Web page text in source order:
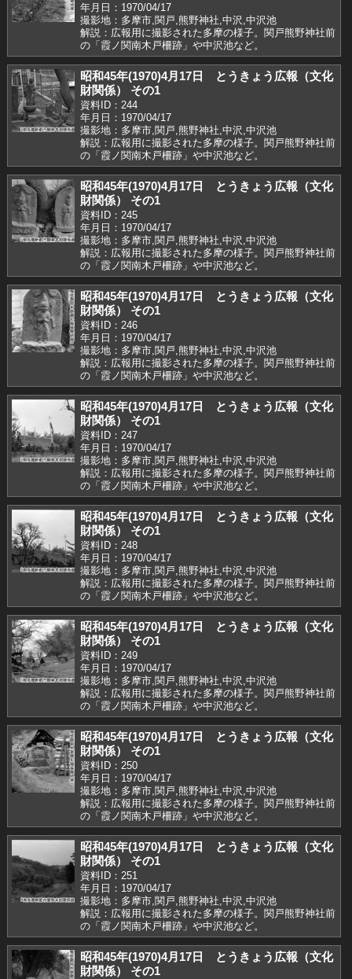
年月日：1970/04/17
撮影地：多摩市,関戸,熊野神社,中沢,中沢池
解説：広報用に撮影された多摩の様子。関戸熊野神社前
の「霞ノ関南木戸柵跡」や中沢池など。
昭和45年(1970)4月17日 とうきょう広報（文化
財関係） その1
資料ID：244
年月日：1970/04/17
撮影地：多摩市,関戸,熊野神社,中沢,中沢池
解説：広報用に撮影された多摩の様子。関戸熊野神社前
の「霞ノ関南木戸柵跡」や中沢池など。
昭和45年(1970)4月17日 とうきょう広報（文化
財関係） その1
資料ID：245
年月日：1970/04/17
撮影地：多摩市,関戸,熊野神社,中沢,中沢池
解説：広報用に撮影された多摩の様子。関戸熊野神社前
の「霞ノ関南木戸柵跡」や中沢池など。
昭和45年(1970)4月17日 とうきょう広報（文化
財関係） その1
資料ID：246
年月日：1970/04/17
撮影地：多摩市,関戸,熊野神社,中沢,中沢池
解説：広報用に撮影された多摩の様子。関戸熊野神社前
の「霞ノ関南木戸柵跡」や中沢池など。
昭和45年(1970)4月17日 とうきょう広報（文化
財関係） その1
資料ID：247
年月日：1970/04/17
撮影地：多摩市,関戸,熊野神社,中沢,中沢池
解説：広報用に撮影された多摩の様子。関戸熊野神社前
の「霞ノ関南木戸柵跡」や中沢池など。
昭和45年(1970)4月17日 とうきょう広報（文化
財関係） その1
資料ID：248
年月日：1970/04/17
撮影地：多摩市,関戸,熊野神社,中沢,中沢池
解説：広報用に撮影された多摩の様子。関戸熊野神社前
の「霞ノ関南木戸柵跡」や中沢池など。
昭和45年(1970)4月17日 とうきょう広報（文化
財関係） その1
資料ID：249
年月日：1970/04/17
撮影地：多摩市,関戸,熊野神社,中沢,中沢池
解説：広報用に撮影された多摩の様子。関戸熊野神社前
の「霞ノ関南木戸柵跡」や中沢池など。
昭和45年(1970)4月17日 とうきょう広報（文化
財関係） その1
資料ID：250
年月日：1970/04/17
撮影地：多摩市,関戸,熊野神社,中沢,中沢池
解説：広報用に撮影された多摩の様子。関戸熊野神社前
の「霞ノ関南木戸柵跡」や中沢池など。
昭和45年(1970)4月17日 とうきょう広報（文化
財関係） その1
資料ID：251
年月日：1970/04/17
撮影地：多摩市,関戸,熊野神社,中沢,中沢池
解説：広報用に撮影された多摩の様子。関戸熊野神社前
の「霞ノ関南木戸柵跡」や中沢池など。
昭和45年(1970)4月17日 とうきょう広報（文化
財関係） その1